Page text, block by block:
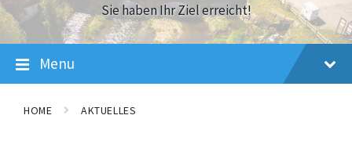
Sie haben Ihr Ziel erreicht!
Menu
HOME AKTUELLES